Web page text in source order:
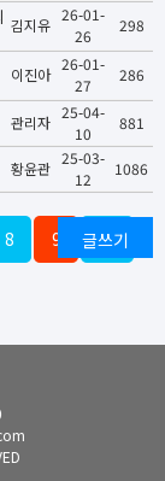
김지유
26-01-
26
298
이진아
26-01-
27
286
관리자
25-04-
10
881
황윤관
25-03-
12
1086
8 9
10
글쓰기